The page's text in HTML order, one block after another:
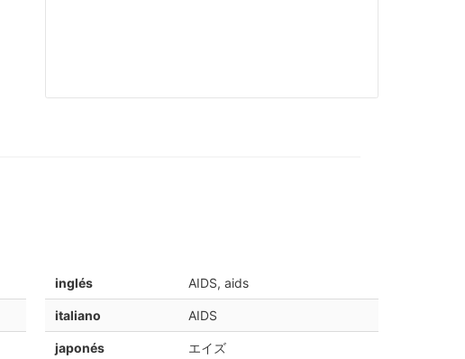
inglés AIDS, aids
italiano AIDS
japonés エイズ